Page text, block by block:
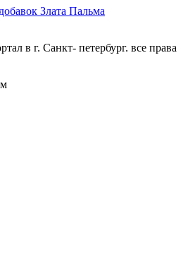
Злата Пальма
в г. Санкт- петербург. все права